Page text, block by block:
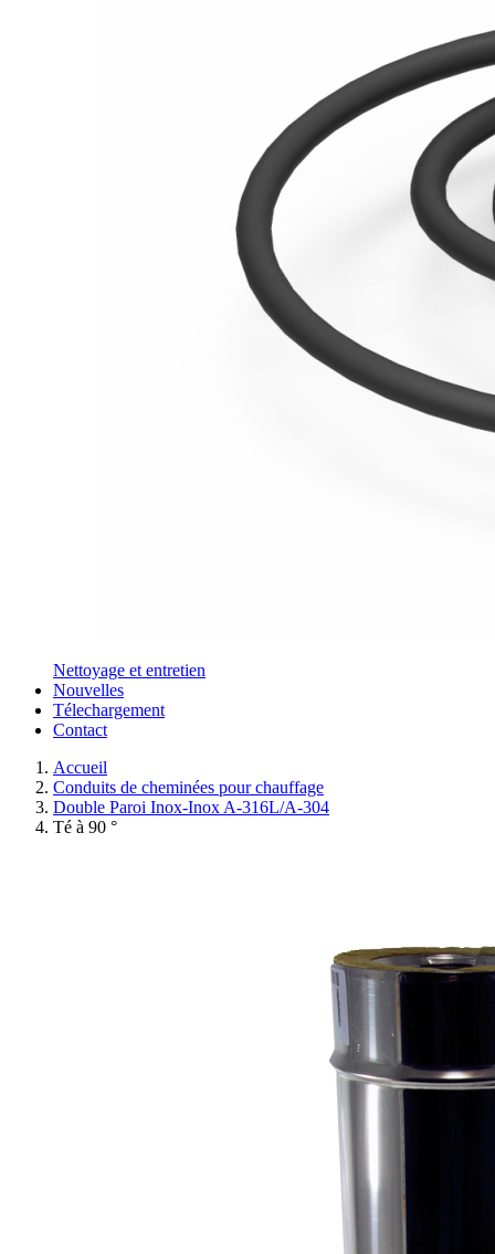
Nettoyage et entretien
Nouvelles
Télechargement
Contact
Accueil
Conduits de cheminées pour chauffage
Double Paroi Inox-Inox A-316L/A-304
Té à 90 °